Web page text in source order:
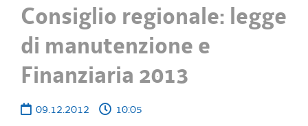
Consiglio regionale: legge
di manutenzione e
Finanziaria 2013
09.12.2012
10:05